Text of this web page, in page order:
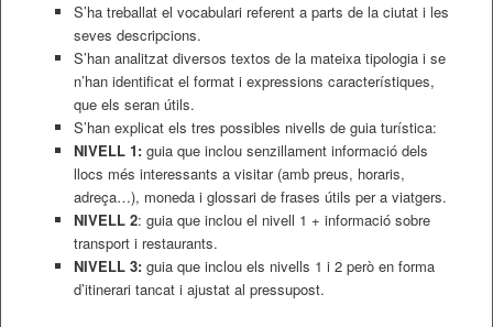
S’ha treballat el vocabulari referent a parts de la ciutat i les
seves descripcions.
S’han analitzat diversos textos de la mateixa tipologia i se
n’han identificat el format i expressions característiques,
que els seran útils.
S’han explicat els tres possibles nivells de guia turística:
NIVELL 1: guia que inclou senzillament informació dels
llocs més interessants a visitar (amb preus, horaris,
adreça…), moneda i glossari de frases útils per a viatgers.
NIVELL 2: guia que inclou el nivell 1 + informació sobre
transport i restaurants.
NIVELL 3: guia que inclou els nivells 1 i 2 però en forma
d’itinerari tancat i ajustat al pressupost.